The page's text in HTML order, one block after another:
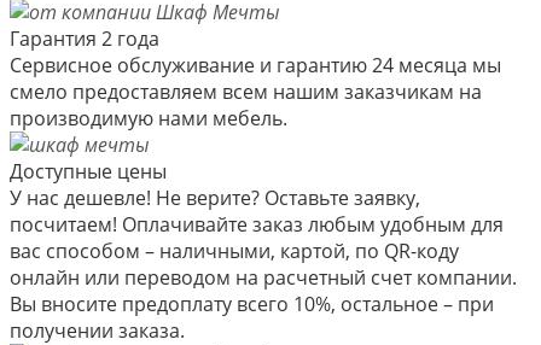
Гарантия 2 года
Сервисное обслуживание и гарантию 24 месяца мы
смело предоставляем всем нашим заказчикам на
производимую нами мебель.
Доступные цены
У нас дешевле! Не верите? Оставьте заявку,
посчитаем! Оплачивайте заказ любым удобным для
вас способом – наличными, картой, по QR-коду
онлайн или переводом на расчетный счет компании.
Вы вносите предоплату всего 10%, остальное – при
получении заказа.